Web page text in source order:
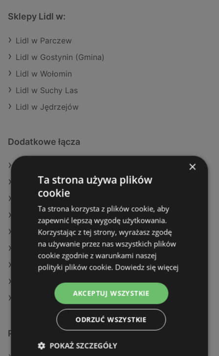
Sklepy Lidl w:
Lidl w Parczew
Lidl w Gostynin (Gmina)
Lidl w Wołomin
Lidl w Suchy Las
Lidl w Jędrzejów
Dodatkowe łącza
Oferty Action
Oferty SPAR
Aktualne gazetki Eurocash
Aktualne gazetki Aldi
Aktualne gazetki Selgros
Aktualne gazetki Auchan
Aktualne gazetki Gram Market
Sklepy Lidl w Międzyzdroje
Podobne sklepy detaliczne
×
Ta strona używa plików
cookie
Ta strona korzysta z plików cookie, aby
zapewnić lepszą wygodę użytkowania.
Korzystając z tej strony, wyrażasz zgodę
na używanie przez nas wszystkich plików
cookie zgodnie z warunkami naszej
polityki plików cookie. Dowiedz się więcej
AKCEPTUJ WSZYSTKIE
ODRZUĆ WSZYSTKIE
POKAŻ SZCZEGÓŁY